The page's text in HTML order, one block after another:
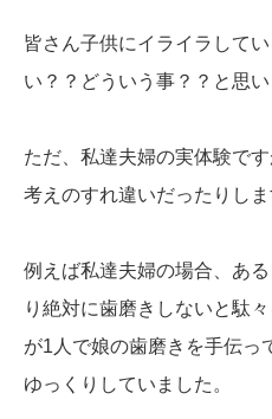
皆さん子供にイライラして
い？？どういう事？？と思い
ただ、私達夫婦の実体験で
考えのすれ違いだったりしま
例えば私達夫婦の場合、あ
り絶対に歯磨きしないと駄
が1人で娘の歯磨きを手伝っ
ゆっくりしていました。